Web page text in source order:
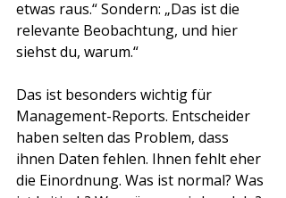
etwas raus.“ Sondern: „Das ist die
relevante Beobachtung, und hier
siehst du, warum.“
Das ist besonders wichtig für
Management-Reports. Entscheider
haben selten das Problem, dass
ihnen Daten fehlen. Ihnen fehlt eher
die Einordnung. Was ist normal? Was